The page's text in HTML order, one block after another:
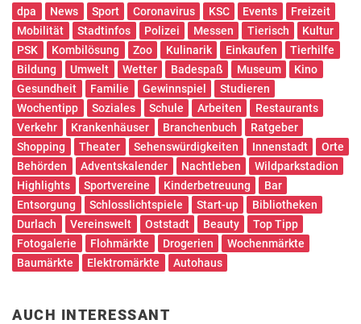
dpa News Sport Coronavirus KSC Events
Freizeit
Mobilität
Stadtinfos Polizei Messen Tierisch
Kultur
PSK
Kombilösung Zoo Kulinarik Einkaufen
Tierhilfe
Bildung
Umwelt Wetter Badespaß Museum
Kino
Gesundheit
Familie Gewinnspiel
Studieren
Wochentipp
Soziales Schule Arbeiten
Restaurants
Verkehr
Krankenhäuser Branchenbuch
Ratgeber
Shopping
Theater Sehenswürdigkeiten Innenstadt
Orte
Behörden
Adventskalender Nachtleben
Wildparkstadion
Highlights
Sportvereine Kinderbetreuung
Bar
Entsorgung
Schlosslichtspiele Start-up
Bibliotheken
Durlach
Vereinswelt Oststadt Beauty
Top Tipp
Fotogalerie
Flohmärkte Drogerien
Wochenmärkte
Baumärkte
Elektromärkte Autohaus
AUCH INTERESSANT